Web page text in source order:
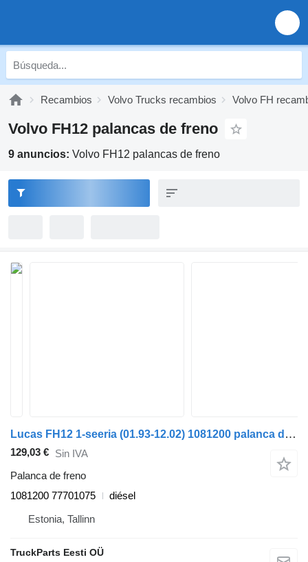
Recambios Volvo Trucks recambios Volvo FH
Volvo FH12 palancas de freno
9 anuncios: Volvo FH12 palancas de freno
Lucas FH12 1-seeria (01.93-12.02) 1081200 palanca de freno para Volvo FH12, FH16, NH12, FH, VNL780 (1993-2014) cabeza tractora
129,03 € Sin IVA
Palanca de freno
1081200 77701075
diésel
Estonia, Tallinn
TruckParts Eesti OÜ